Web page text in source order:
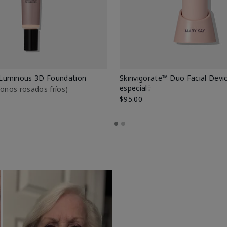
3D Foundation
rosados fríos)
Skinvigorate™ Duo Facial
especial†
$95.00